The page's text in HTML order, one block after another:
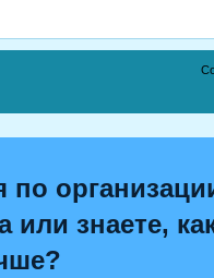
по
или знаете,